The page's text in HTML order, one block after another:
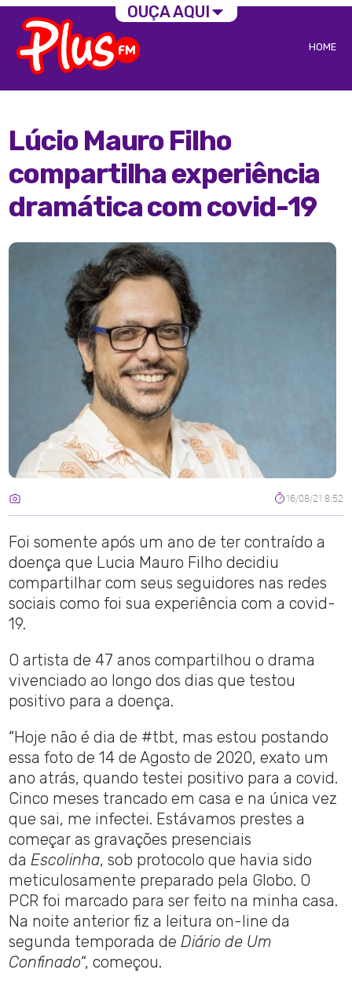
HOME
Lúcio Mauro Filho
compartilha experiência
dramática com covid-19
16/08/21 8:52
Foi somente após um ano de ter contraído a
doença que Lucia Mauro Filho decidiu
compartilhar com seus seguidores nas redes
sociais como foi sua experiência com a covid-
19.
O artista de 47 anos compartilhou o drama
vivenciado ao longo dos dias que testou
positivo para a doença.
“Hoje não é dia de #tbt, mas estou postando
essa foto de 14 de Agosto de 2020, exato um
ano atrás, quando testei positivo para a covid.
Cinco meses trancado em casa e na única vez
que sai, me infectei. Estávamos prestes a
começar as gravações presenciais
daEscolinha, sob protocolo que havia sido
meticulosamente preparado pela Globo. O
PCR foi marcado para ser feito na minha casa.
Na noite anterior fiz a leitura on-line da
segunda temporada deDiário de Um
Confinado“, começou.
OUÇA AQUI